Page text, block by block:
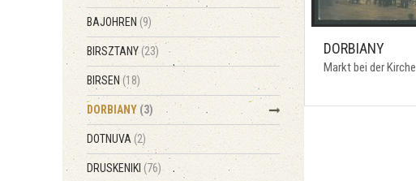
BAJOHREN (9)
BIRSZTANY (23)
BIRSEN (18)
DORBIANY (3)
DOTNUVA (2)
DRUSKENIKI (76)
DORBIANY
Markt bei der Kirche